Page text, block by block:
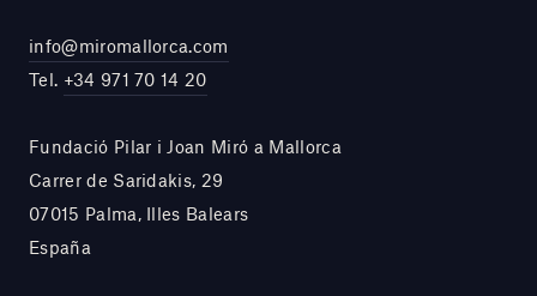
info@miromallorca.com
Tel. +34 971 70 14 20
Fundació Pilar i Joan Miró a Mallorca
Carrer de Saridakis, 29
07015 Palma, Illes Balears
España